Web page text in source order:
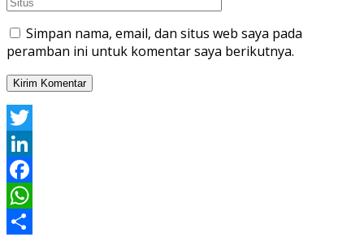
Simpan nama, email, dan situs web saya pada
peramban ini untuk komentar saya berikutnya.
Twitter
LinkedIn
Facebook
WhatsApp